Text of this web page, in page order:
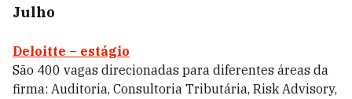
Julho
Deloitte – estágio
São 400 vagas direcionadas para diferentes áreas da
firma: Auditoria, Consultoria Tributária, Risk Advisory,